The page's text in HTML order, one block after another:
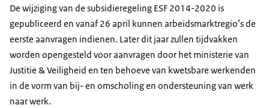
De wijziging van de subsidieregeling ESF 2014-2020 is
gepubliceerd en vanaf 26 april kunnen arbeidsmarktregio’s de
eerste aanvragen indienen. Later dit jaar zullen tijdvakken
worden opengesteld voor aanvragen door het ministerie van
Justitie & Veiligheid en ten behoeve van kwetsbare werkenden
in de vorm van bij- en omscholing en ondersteuning van werk
naar werk.